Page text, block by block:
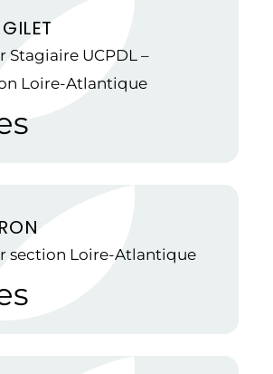
UCPDL –
Loire-Atlantique
section Loire-Atlantique